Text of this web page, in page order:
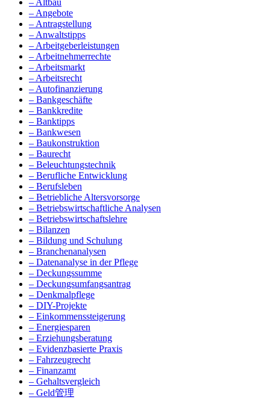
– Altbau
– Angebote
– Antragstellung
– Anwaltstipps
– Arbeitgeberleistungen
– Arbeitnehmerrechte
– Arbeitsmarkt
– Arbeitsrecht
– Autofinanzierung
– Bankgeschäfte
– Bankkredite
– Banktipps
– Bankwesen
– Baukonstruktion
– Baurecht
– Beleuchtungstechnik
– Berufliche Entwicklung
– Berufsleben
– Betriebliche Altersvorsorge
– Betriebswirtschaftliche Analysen
– Betriebswirtschaftslehre
– Bilanzen
– Bildung und Schulung
– Branchenanalysen
– Datenanalyse in der Pflege
– Deckungssumme
– Deckungsumfangsantrag
– Denkmalpflege
– DIY-Projekte
– Einkommenssteigerung
– Energiesparen
– Erziehungsberatung
– Evidenzbasierte Praxis
– Fahrzeugrecht
– Finanzamt
– Gehaltsvergleich
– Geld管理